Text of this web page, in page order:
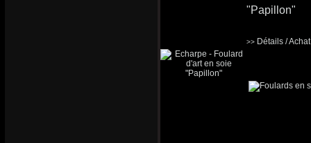
"Papillon"
>> Détails /